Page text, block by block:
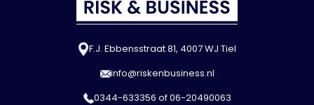
F.J. Ebbensstraat 81, 4007 WJ Tiel
info@riskenbusiness.nl
0344-633356 of06-20490063